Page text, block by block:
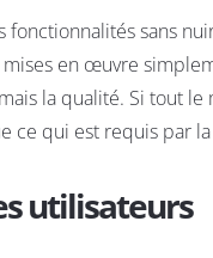
sans
en œuvre
la qualité. Si tout
ce qui est requis par
utilisateurs